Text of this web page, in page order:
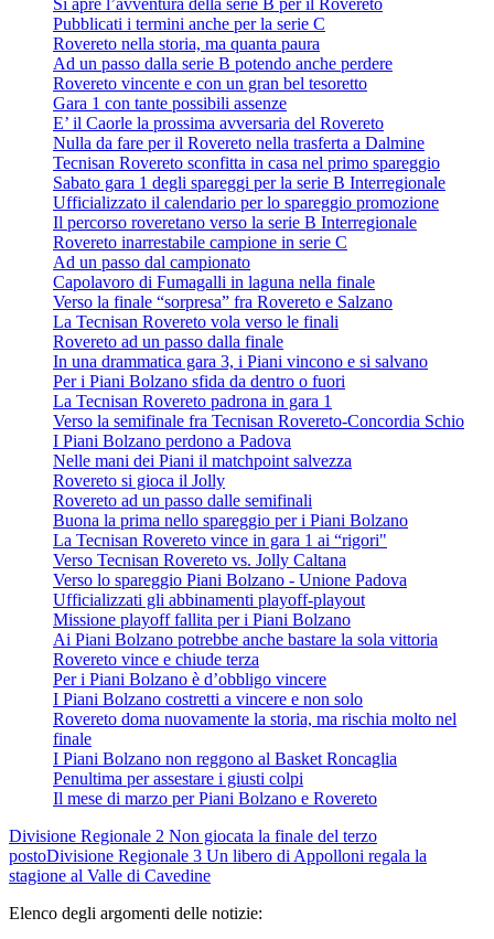
Pubblicati i termini anche per la serie C
Rovereto nella storia, ma quanta paura
Ad un passo dalla serie B potendo anche perdere
Rovereto vincente e con un gran bel tesoretto
Gara 1 con tante possibili assenze
E’ il Caorle la prossima avversaria del Rovereto
Nulla da fare per il Rovereto nella trasferta a Dalmine
Tecnisan Rovereto sconfitta in casa nel primo spareggio
Sabato gara 1 degli spareggi per la serie B Interregionale
Ufficializzato il calendario per lo spareggio promozione
Il percorso roveretano verso la serie B Interregionale
Rovereto inarrestabile campione in serie C
Ad un passo dal campionato
Capolavoro di Fumagalli in laguna nella finale
Verso la finale “sorpresa” fra Rovereto e Salzano
La Tecnisan Rovereto vola verso le finali
Rovereto ad un passo dalla finale
In una drammatica gara 3, i Piani vincono e si salvano
Per i Piani Bolzano sfida da dentro o fuori
La Tecnisan Rovereto padrona in gara 1
Verso la semifinale fra Tecnisan Rovereto-Concordia Schio
I Piani Bolzano perdono a Padova
Nelle mani dei Piani il matchpoint salvezza
Rovereto si gioca il Jolly
Rovereto ad un passo dalle semifinali
Buona la prima nello spareggio per i Piani Bolzano
La Tecnisan Rovereto vince in gara 1 ai “rigori"
Verso Tecnisan Rovereto vs. Jolly Caltana
Verso lo spareggio Piani Bolzano - Unione Padova
Ufficializzati gli abbinamenti playoff-playout
Missione playoff fallita per i Piani Bolzano
Ai Piani Bolzano potrebbe anche bastare la sola vittoria
Rovereto vince e chiude terza
Per i Piani Bolzano è d’obbligo vincere
I Piani Bolzano costretti a vincere e non solo
Rovereto doma nuovamente la storia, ma rischia molto nel
finale
I Piani Bolzano non reggono al Basket Roncaglia
Penultima per assestare i giusti colpi
Il mese di marzo per Piani Bolzano e Rovereto
Divisione Regionale 2 Non giocata la finale del terzo
postoDivisione Regionale 3 Un libero di Appolloni regala la
stagione al Valle di Cavedine
Elenco degli argomenti delle notizie: